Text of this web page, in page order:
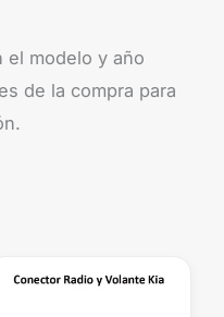
el modelo y año
de la compra para